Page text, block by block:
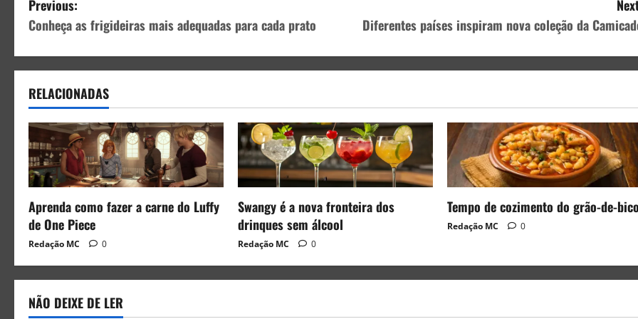
Previous:
Conheça as frigideiras mais adequadas para cada prato
Diferentes países inspiram nova coleção da
RELACIONADAS
Aprenda como fazer a carne do Luffy
de One Piece
Redação MC 0
Swangy é a nova fronteira dos
drinques sem álcool
Redação MC 0
Tempo de cozimento do grão-de-bico
Redação MC 0
NÃO DEIXE DE LER